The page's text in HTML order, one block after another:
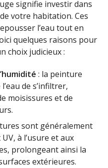
signifie investir dans
votre habitation. Ces
l’eau tout en
quelques raisons pour
choix judicieux :
: la peinture
de s’infiltrer,
moisissures et de
sont généralement
à l’usure et aux
prolongeant ainsi la
extérieures.